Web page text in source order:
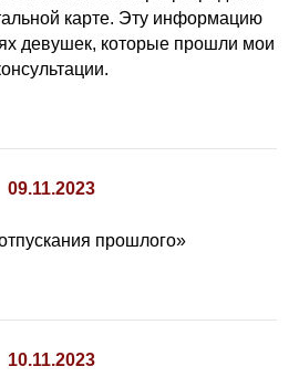
карте. Эту информацию
девушек, которые прошли мои
09.11.2023
прошлого»
10.11.2023